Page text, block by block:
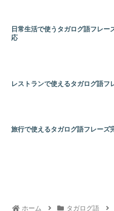
日常生活で使うタガログ語フレ
応
レストランで使えるタガログ語フ
旅行で使えるタガログ語フレーズ
ホーム タガログ語